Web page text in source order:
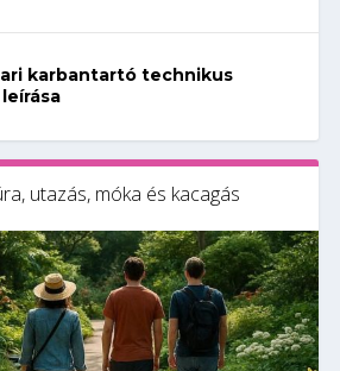
karbantartó technikus
utazás, móka és kacagás